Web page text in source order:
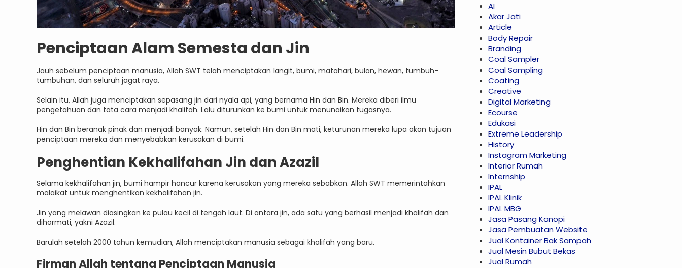
Penciptaan Alam Semesta dan Jin
Jauh sebelum penciptaan manusia, Allah SWT telah menciptakan langit, bumi, matahari, bulan, hewan, tumbuh-
tumbuhan, dan seluruh jagat raya.
Selain itu, Allah juga menciptakan sepasang jin dari nyala api, yang bernama Hin dan Bin. Mereka diberi ilmu
pengetahuan dan tata cara menjadi khalifah. Lalu diturunkan ke bumi untuk menunaikan tugasnya.
Hin dan Bin beranak pinak dan menjadi banyak. Namun, setelah Hin dan Bin mati, keturunan mereka lupa akan tujuan
penciptaan mereka dan menyebabkan kerusakan di bumi.
Penghentian Kekhalifahan Jin dan Azazil
Selama kekhalifahan jin, bumi hampir hancur karena kerusakan yang mereka sebabkan. Allah SWT memerintahkan
malaikat untuk menghentikan kekhalifahan jin.
Jin yang melawan diasingkan ke pulau kecil di tengah laut. Di antara jin, ada satu yang berhasil menjadi khalifah dan
dihormati, yakni Azazil.
Barulah setelah 2000 tahun kemudian, Allah menciptakan manusia sebagai khalifah yang baru.
Firman Allah tentang Penciptaan Manusia
AI
Akar Jati
Article
Body Repair
Branding
Coal Sampler
Coal Sampling
Coating
Creative
Digital Marketing
Ecourse
Edukasi
Extreme Leadership
History
Instagram Marketing
Interior Rumah
Internship
IPAL
IPAL Klinik
IPAL MBG
Jasa Pasang Kanopi
Jasa Pembuatan Website
Jual Kontainer Bak Sampah
Jual Mesin Bubut Bekas
Jual Rumah